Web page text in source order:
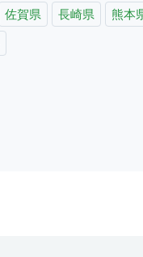
佐賀県 長崎県 熊本